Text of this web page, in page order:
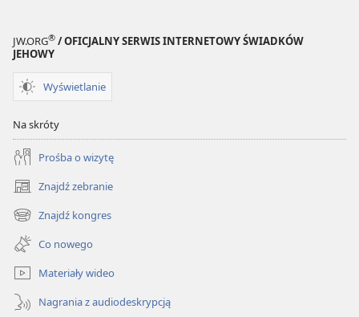
JW.ORG® / OFICJALNY SERWIS INTERNETOWY ŚWIADKÓW
JEHOWY
Wyświetlanie
Na skróty
Prośba o wizytę
Znajdź zebranie
(opens
new
window)
Znajdź kongres
(opens
new
window)
Co nowego
Materiały wideo
Nagrania z audiodeskrypcją